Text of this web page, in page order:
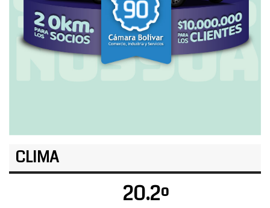
CLIMA
20.2º